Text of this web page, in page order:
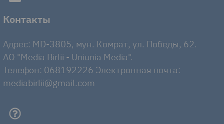
Контакты
Адрес: MD-3805, мун. Комрат, ул. Победы, 62.
AO "Media Birlii - Uniunia Media".
Телефон: 068192226 Электронная почта:
mediabirlii@gmail.com